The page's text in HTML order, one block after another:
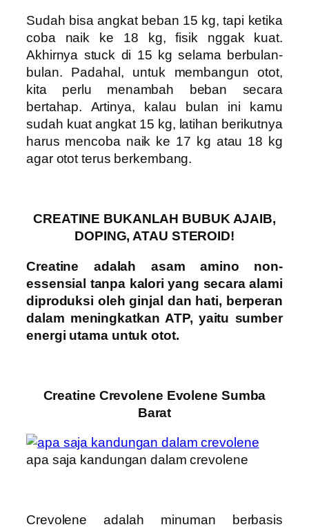
Sudah bisa angkat beban 15 kg, tapi ketika
coba naik ke 18 kg, fisik nggak kuat.
Akhirnya stuck di 15 kg selama berbulan-
bulan. Padahal, untuk membangun otot,
kita perlu menambah beban secara
bertahap. Artinya, kalau bulan ini kamu
sudah kuat angkat 15 kg, latihan berikutnya
harus mencoba naik ke 17 kg atau 18 kg
agar otot terus berkembang.
CREATINE BUKANLAH BUBUK AJAIB,
DOPING, ATAU STEROID!
Creatine adalah asam amino non-
essensial tanpa kalori yang secara alami
diproduksi oleh ginjal dan hati, berperan
dalam meningkatkan ATP, yaitu sumber
energi utama untuk otot.
Creatine Crevolene Evolene Sumba
Barat
apa saja kandungan dalam crevolene
Crevolene adalah minuman berbasis